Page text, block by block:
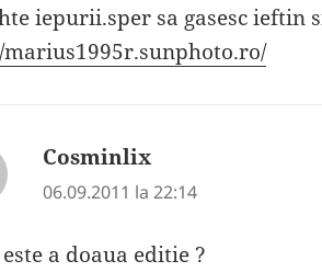
iepurii.sper sa gasesc ieftin
Cosminlixspune:
06.09.2011 la 22:14
a doaua editie ?